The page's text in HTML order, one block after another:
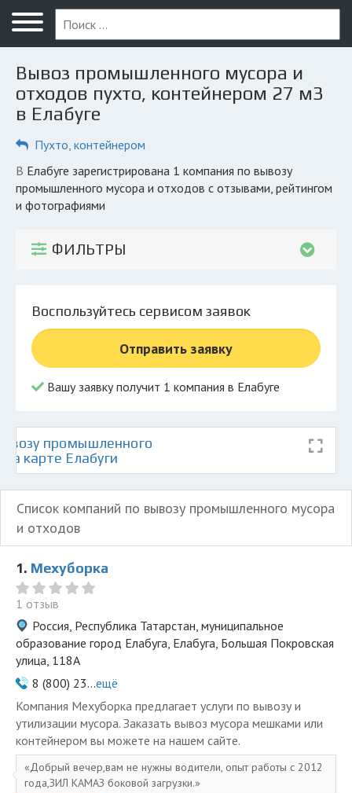
Меню
Главная
Вопрос юристу
Елабуга
ПОЛЬЗОВАТЕЛЯМ
Компании
Экоблог
Личный кабинет
Вывоз промышленного мусора и
отходов пухто, контейнером 27 м3
в Елабуге
Пухто, контейнером
в Елабуге зарегистрирована 1 компания по вывозу
промышленного мусора и отходов с отзывами, рейтингом
и фотографиями
ФИЛЬТРЫ
Воспользуйтесь сервисом заявок
Отправить заявку
Вашу заявку получит 1 компания в Елабуге
промышленного
карте Елабуги
Список компаний по вывозу промышленного мусора
и отходов
1. Мехуборка
1 отзыв
Россия, Республика Татарстан, муниципальное
образование город Елабуга, Елабуга, Большая Покровская
улица, 118А
8 (800) 23...ещё
Компания Мехуборка предлагает услуги по вывозу и
утилизации мусора. Заказать вывоз мусора мешками или
контейнером вы можете на нашем сайте.
Добрый вечер,вам не нужны водители, опыт работы с 2012
года,ЗИЛ КАМАЗ боковой загрузки.